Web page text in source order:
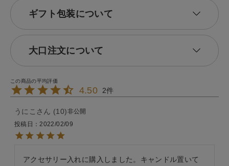
ギフト包装について
大口注文について
4.50 2
うにこ 10 非公開
投稿日
2022/02/09
アクセサリー入れに購入しました。キャンドル置いて